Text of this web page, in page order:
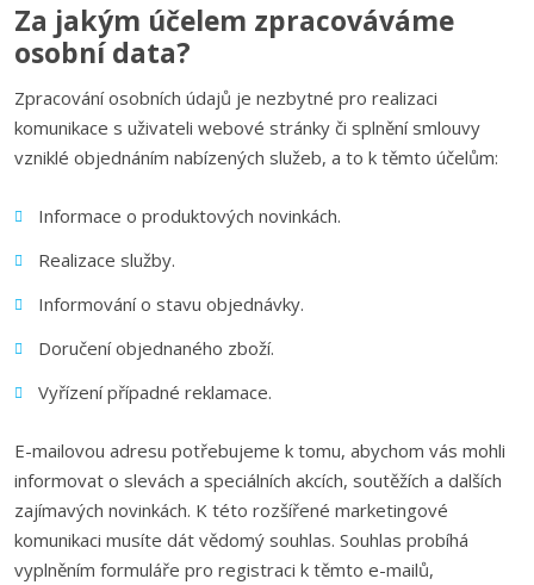
Za jakým účelem zpracováváme
osobní data?
Zpracování osobních údajů je nezbytné pro realizaci
komunikace s uživateli webové stránky či splnění smlouvy
vzniklé objednáním nabízených služeb, a to k těmto účelům:
Informace o produktových novinkách.
Realizace služby.
Informování o stavu objednávky.
Doručení objednaného zboží.
Vyřízení případné reklamace.
E-mailovou adresu potřebujeme k tomu, abychom vás mohli
informovat o slevách a speciálních akcích, soutěžích a dalších
zajímavých novinkách. K této rozšířené marketingové
komunikaci musíte dát vědomý souhlas. Souhlas probíhá
vyplněním formuláře pro registraci k těmto e-mailů,